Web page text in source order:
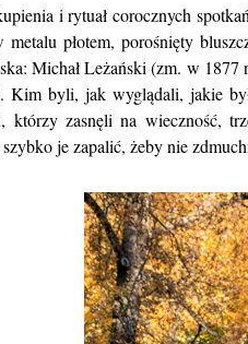
i rytuał corocznych
płotem, porośnięty
Michał Leżański (zm. w
Kim byli, jak wyglądali, jakie
zasnęli na wieczność,
je zapalić, żeby nie